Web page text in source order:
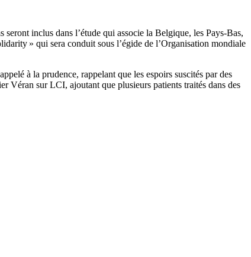
inclus dans l’étude qui associe la Belgique, les Pays-Bas,
» qui sera conduit sous l’égide de l’Organisation mondiale
à la prudence, rappelant que les espoirs suscités par des
Véran sur LCI, ajoutant que plusieurs patients traités dans des